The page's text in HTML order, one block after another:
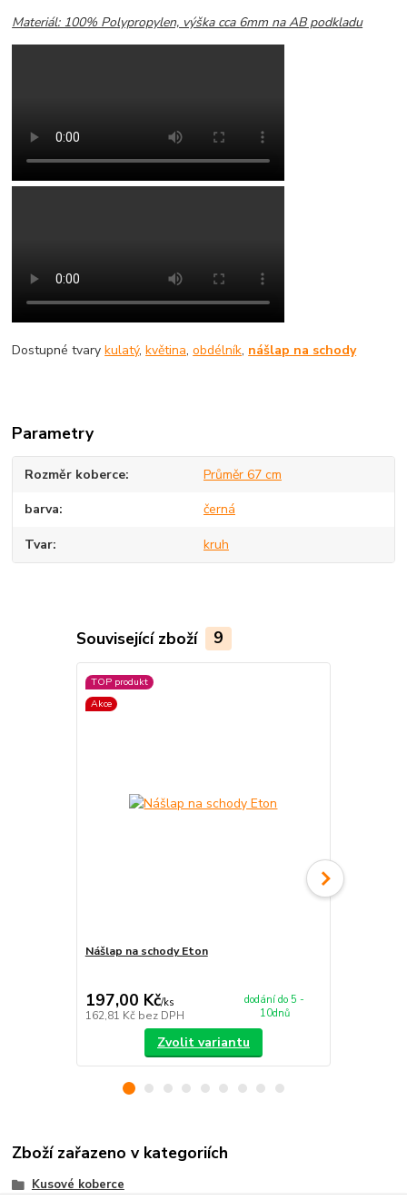
Materiál: 100% Polypropylen, výška cca 6mm na AB podkladu
Dostupné tvarykulatý,květina,obdélník, nášlap na schody
Parametry
Rozměr koberce Průměr 67 cm
barva černá
Tvar kruh
Související zboží 9
TOP produkt
Akce
Nášlap na schody Eton
197,00 Kč/ks
162,81 Kč bez DPH
dodání do 5 -
10dnů
Zvolit variantu
Zboží zařazeno v kategoriích
Kusové koberce